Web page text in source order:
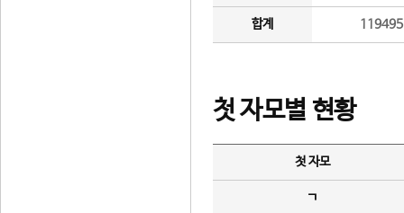
합계
첫 자모별 현황
첫 자모
ㄱ